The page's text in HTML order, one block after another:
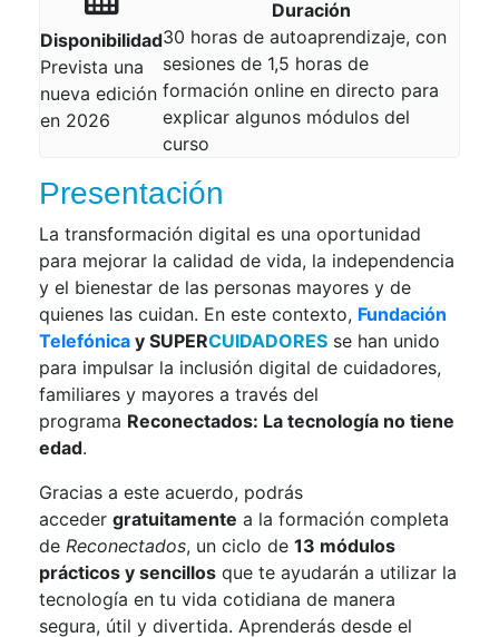
Disponibilidad
Prevista una
nueva edición
en 2026
Duración
30 horas de autoaprendizaje, con
sesiones de 1,5 horas de
formación online en directo para
explicar algunos módulos del
curso
Presentación
La transformación digital es una oportunidad
para mejorar la calidad de vida, la independencia
y el bienestar de las personas mayores y de
quienes las cuidan. En este contexto, Fundación
Telefónica y SUPERCUIDADORES se han unido
para impulsar la inclusión digital de cuidadores,
familiares y mayores a través del
programa Reconectados: La tecnología no tiene
edad.
Gracias a este acuerdo, podrás
acceder gratuitamente a la formación completa
de Reconectados, un ciclo de 13 módulos
prácticos y sencillos que te ayudarán a utilizar la
tecnología en tu vida cotidiana de manera
segura, útil y divertida. Aprenderás desde el